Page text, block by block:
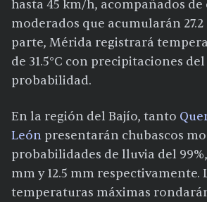
hasta 45 km/h, acompañados de
moderados que acumularán
parte, Mérida registrará
de 31.5°C con precipitaciones del
probabilidad.
En la región del Bajío, tanto
León presentarán chubascos
probabilidades de lluvia del
mm y 12.5 mm respectivamente.
temperaturas máximas